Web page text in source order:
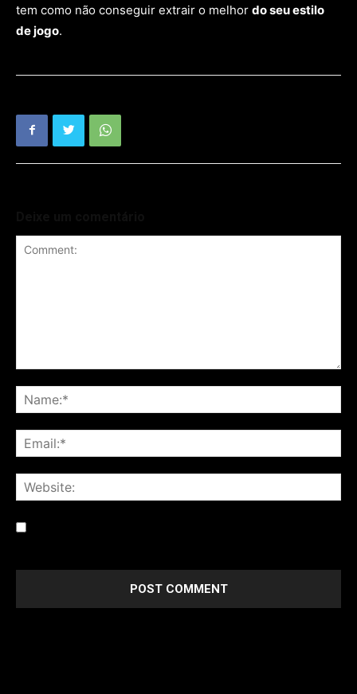
tem como não conseguir extrair o melhor do seu estilo
de jogo.